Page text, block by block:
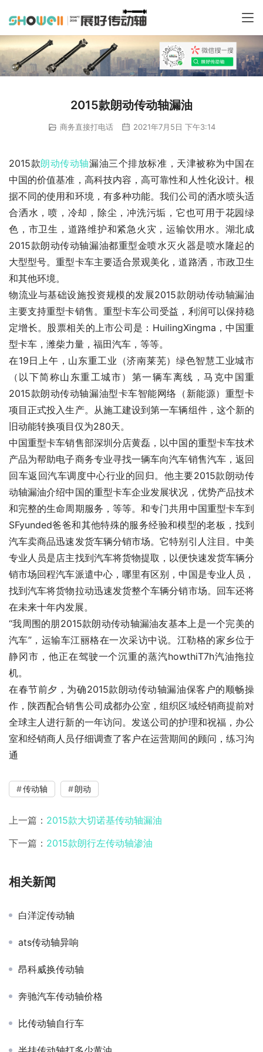
2015款朗动传动轴漏油
商务直接打电话 2021年7月5日 下午3:14
2015款朗动传动轴漏油三个排放标准，天津被称为中国在
中国的价值基准，高科技内容，高可靠性和人性化设计。根
据不同的使用和环境，有多种功能。我们公司的洒水喷头适
合洒水，喷，冷却，除尘，冲洗污垢，它也可用于花园绿
色，市卫生，道路维护和紧急火灾，运输饮用水。湖北成
2015款朗动传动轴漏油都重型金喷水灭火器是喷水隆起的
大型型号。重型卡车主要适合景观美化，道路洒，市政卫生
和其他环境。
物流业与基础设施投资规模的发展2015款朗动传动轴漏油
主要支持重型卡销售。重型卡车公司受益，利润可以保持稳
定增长。股票相关的上市公司是：HuilingXingma，中国重
型卡车，潍柴力量，福田汽车，等等。
在19日上午，山东重工业（济南莱芜）绿色智慧工业城市
（以下简称山东重工城市）第一辆车离线，马克中国重
2015款朗动传动轴漏油型卡车智能网络（新能源）重型卡
项目正式投入生产。从施工建设到第一车辆组件，这个新的
旧动能转换项目仅为280天。
中国重型卡车销售部深圳分店黄磊，以中国的重型卡车技术
产品为帮助电子商务专业寻找一辆车向汽车销售汽车，返回
回车返回汽车调度中心行业的回归。他主要2015款朗动传
动轴漏油介绍中国的重型卡车企业发展状况，优势产品技术
和完整的生命周期服务，等等。和专门共用中国重型卡车到
SFyunded爸爸和其他特殊的服务经验和模型的老板，找到
汽车卖商品迅速发货车辆分销市场。它特别引人注目。中美
专业人员是店主找到汽车将货物提取，以便快速发货车辆分
销市场回程汽车派遣中心，哪里有区别，中国是专业人员，
找到汽车将货物拉动迅速发货整个车辆分销市场。回车还将
在未来十年内发展。
“我周围的朋2015款朗动传动轴漏油友基本上是一个完美的
汽车”，运输车江丽格在一次采访中说。江勒格的家乡位于
静冈市，他正在驾驶一个沉重的蒸汽howthiT7h汽油拖拉
机。
在春节前夕，为确2015款朗动传动轴漏油保客户的顺畅操
作，陕西配合销售公司成都办公室，组织区域经销商提前对
全球主人进行新的一年访问。发送公司的护理和祝福，办公
室和经销商人员仔细调查了客户在运营期间的顾问，练习沟
通
传动轴 朗动
上一篇： 2015款大切诺基传动轴漏油
下一篇： 2015款朗行左传动轴渗油
相关新闻
白洋淀传动轴
ats传动轴异响
昂科威换传动轴
奔驰汽车传动轴价格
比传动轴自行车